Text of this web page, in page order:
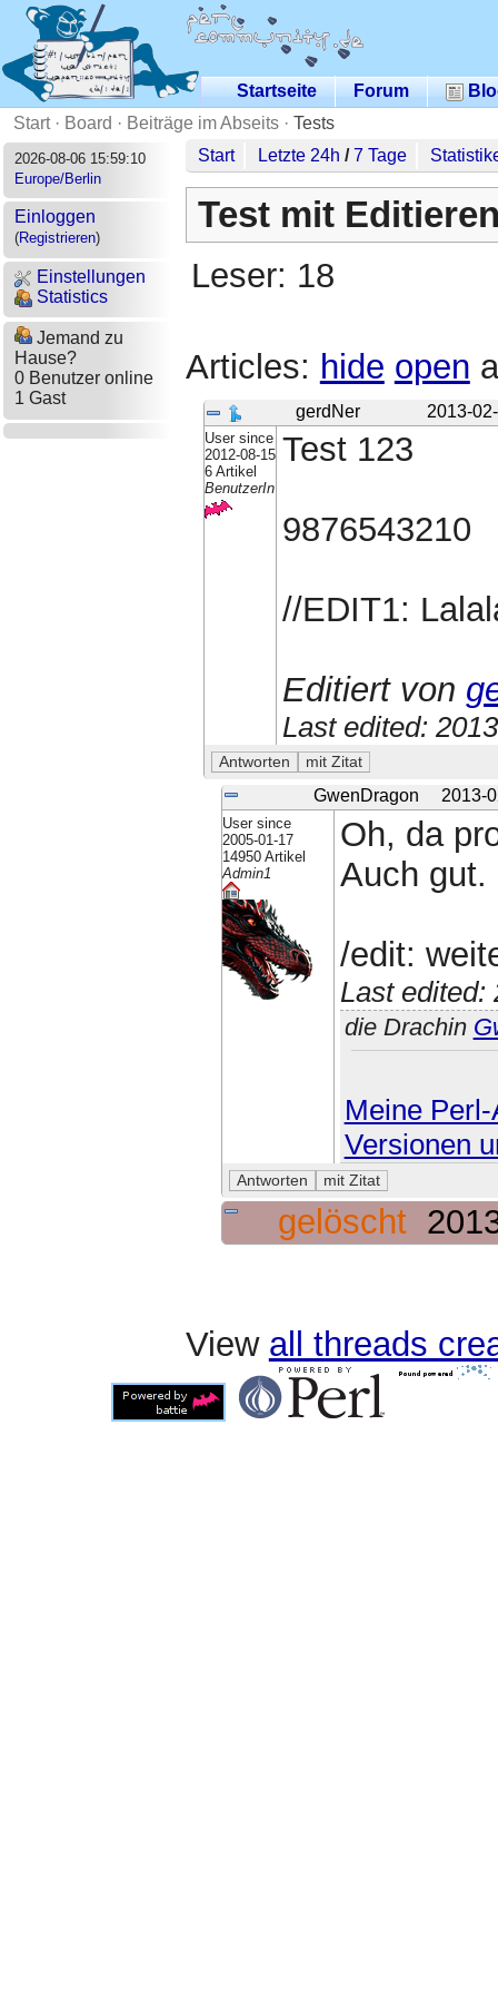
Startseite Forum
Start· Board · Beiträge im Abseits · Tests
2026-08-06 15:59:10
Europe/Berlin
Einloggen
(Registrieren)
Einstellungen
Statistics
Jemand zu
Hause?
0 Benutzer online
1 Gast
Start Letzte 24h /7 Tage
Test mit
Leser: 18
Articles: hide open
gerdNer 2013-
User since
2012-08-15
6 Artikel
BenutzerIn
Test 123
9876543210
//EDIT1:
Editiert von
Last edited:
GwenDragon 2013-
User since
2005-01-17
14950 Artikel
Admin1
Oh, da
Auch gut.
/edit:
Last edited:
die Drachin
Meine
Versionen
gelöscht
View all threads